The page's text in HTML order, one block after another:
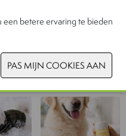
een betere ervaring te bieden